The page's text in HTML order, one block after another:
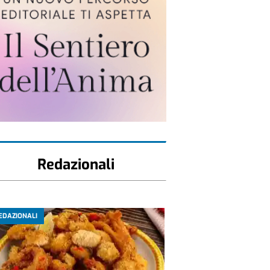
Redazionali